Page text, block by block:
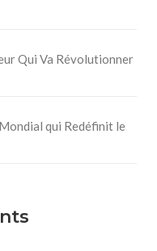
Qui Va Révolutionner
qui Redéfinit le